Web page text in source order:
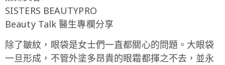
SISTERS BEAUTYPRO
Beauty Talk 醫生專欄分享
除了皺紋，眼袋是女士們一直都關心的問題。大眼袋
一旦形成，不管外塗多昂貴的眼霜都揮之不去，並永